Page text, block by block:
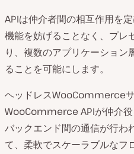
APIは仲介者間の相互作用を
機能を妨げることなく、プレ
り、複数のアプリケーション
ることを可能にします。
ヘッドレスWooCommerceサ
WooCommerce APIが仲介役
バックエンド間の通信が行わ
て、柔軟でスケーラブルなフ